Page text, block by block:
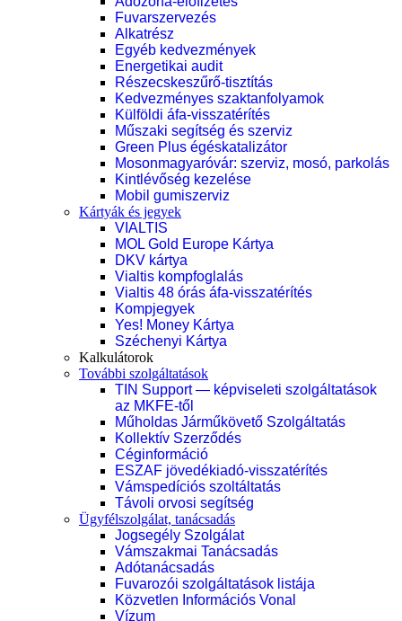
Fuvarszervezés
Alkatrész
Egyéb kedvezmények
Energetikai audit
Részecskeszűrő-tisztítás
Kedvezményes szaktanfolyamok
Külföldi áfa-visszatérítés
Műszaki segítség és szerviz
Green Plus égéskatalizátor
Mosonmagyaróvár: szerviz, mosó, parkolás
Kintlévőség kezelése
Mobil gumiszerviz
Kártyák és jegyek
VIALTIS
MOL Gold Europe Kártya
DKV kártya
Vialtis kompfoglalás
Vialtis 48 órás áfa-visszatérítés
Kompjegyek
Yes! Money Kártya
Széchenyi Kártya
Kalkulátorok
További szolgáltatások
TIN Support — képviseleti szolgáltatások
az MKFE-től
Műholdas Járműkövető Szolgáltatás
Kollektív Szerződés
Céginformáció
ESZAF jövedékiadó-visszatérítés
Vámspedíciós szoltáltatás
Távoli orvosi segítség
Ügyfélszolgálat, tanácsadás
Jogsegély Szolgálat
Vámszakmai Tanácsadás
Adótanácsadás
Fuvarozói szolgáltatások listája
Közvetlen Információs Vonal
Vízum